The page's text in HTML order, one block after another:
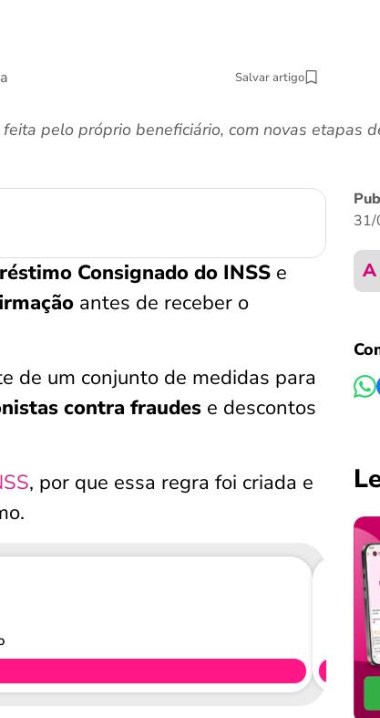
Salvar artigo
pelo próprio beneficiário, com novas etapas
Consignado do INSS e
antes de receber o
de um conjunto de medidas para
contra fraudes e descontos
, por que essa regra foi criada e